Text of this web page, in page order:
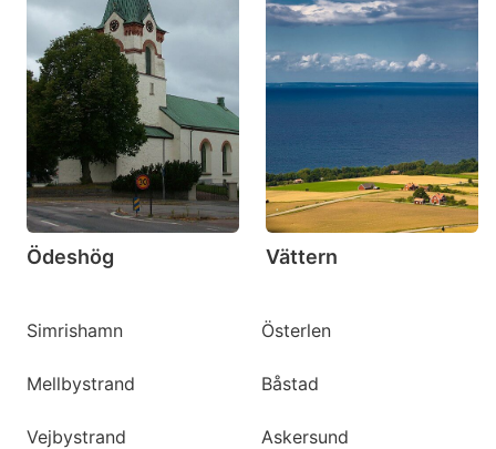
Ödeshög Vättern
Simrishamn Österlen
Mellbystrand Båstad
Vejbystrand Askersund